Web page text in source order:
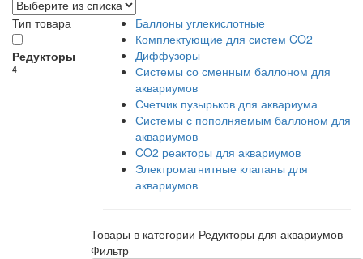
Тип товара
Редукторы
4
Баллоны углекислотные
Комплектующие для систем CO2
Диффузоры
Системы со сменным баллоном для
аквариумов
Счетчик пузырьков для аквариума
Системы с пополняемым баллоном для
аквариумов
CO2 реакторы для аквариумов
Электромагнитные клапаны для
аквариумов
Товары в категории Редукторы для аквариумов
Фильтр